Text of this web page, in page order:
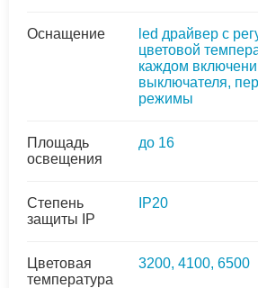
Оснащение
led драйвер с
цветовой
каждом
выключателя,
режимы
Площадь
освещения
до 16
Степень
защиты IP
IP20
Цветовая
температура
3200, 4100, 6500